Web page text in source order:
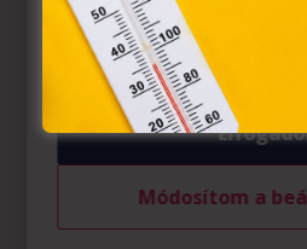
felhasználó számítógépén vagy
tárolásához a felhasználók
Módosítom a